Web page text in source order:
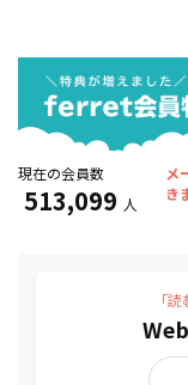
現在の会員数
513,099 人
メ
き
「